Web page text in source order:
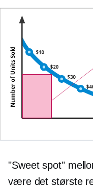
"Sweet spot"
være det største